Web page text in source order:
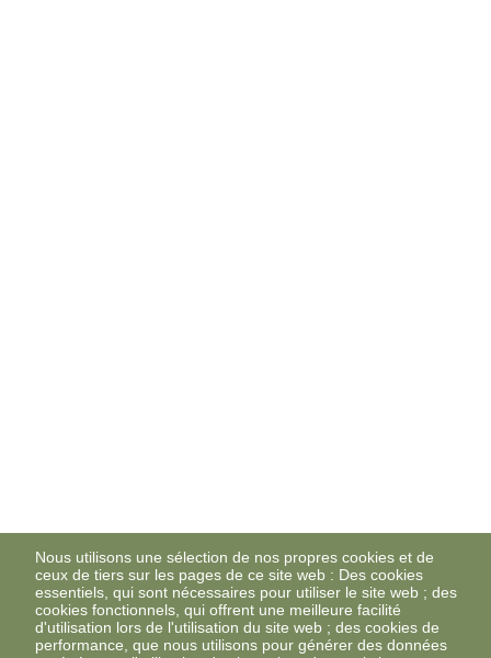
Nous utilisons une sélection de nos propres cookies et de
ceux de tiers sur les pages de ce site web : Des cookies
essentiels, qui sont nécessaires pour utiliser le site web ; des
cookies fonctionnels, qui offrent une meilleure facilité
d'utilisation lors de l'utilisation du site web ; des cookies de
performance, que nous utilisons pour générer des données